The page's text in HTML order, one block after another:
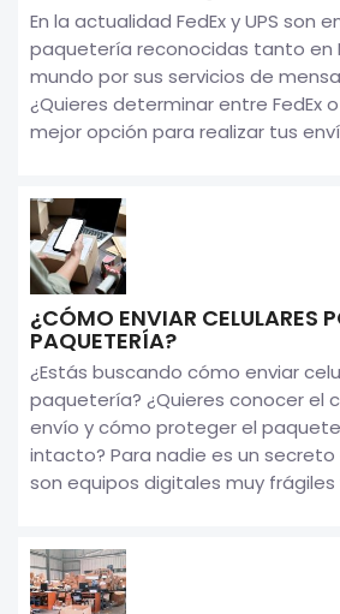
En la actualidad FedEx y UPS son
paquetería reconocidas tanto en
mundo por sus servicios de
¿Quieres determinar entre FedEx o
mejor opción para realizar tus
¿CÓMO ENVIAR CELULARES
PAQUETERÍA?
¿Estás buscando cómo enviar
paquetería? ¿Quieres conocer el
envío y cómo proteger el
intacto? Para nadie es un secreto
son equipos digitales muy frágiles